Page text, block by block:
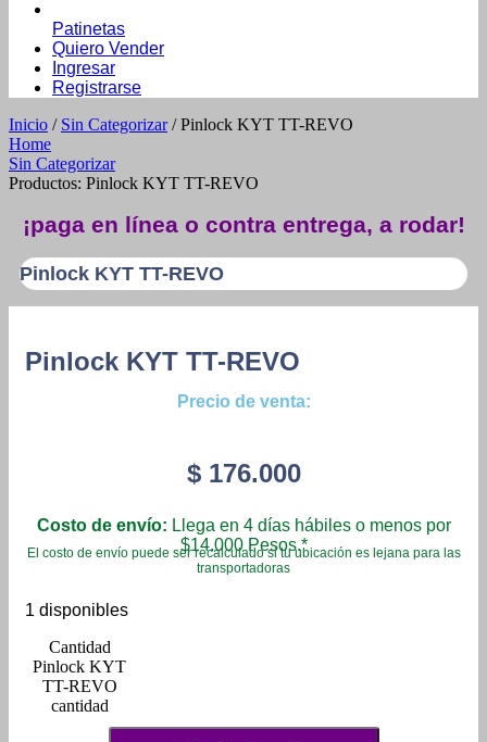
Patinetas
Quiero Vender
Ingresar
Registrarse
Inicio / Sin Categorizar/ Pinlock KYT TT-REVO
Home
Sin Categorizar
Productos: Pinlock KYT TT-REVO
¡paga en línea o contra entrega, a rodar!
Pinlock KYT TT-REVO
Pinlock KYT TT-REVO
Precio de venta:
$176.000
Costo de envío: Llega en 4 días hábiles o menos por
$14.000 Pesos.*
El costo de envío puede ser recalculado si tu ubicación es lejana para las
transportadoras
1 disponibles
Pinlock KYT
TT-REVO
cantidad